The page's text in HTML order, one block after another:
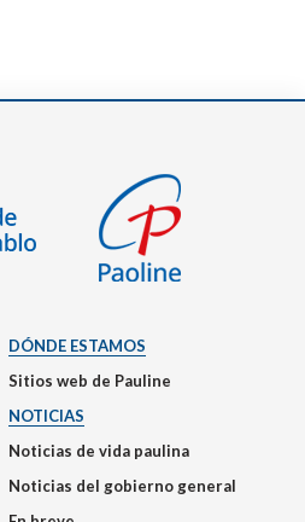
DÓNDE ESTAMOS
Sitios web de Pauline
NOTICIAS
Noticias de vida paulina
Noticias del gobierno general